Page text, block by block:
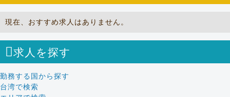
現在、おすすめ求人はありません。
求人を探す
勤務する国から探す
台湾で検索